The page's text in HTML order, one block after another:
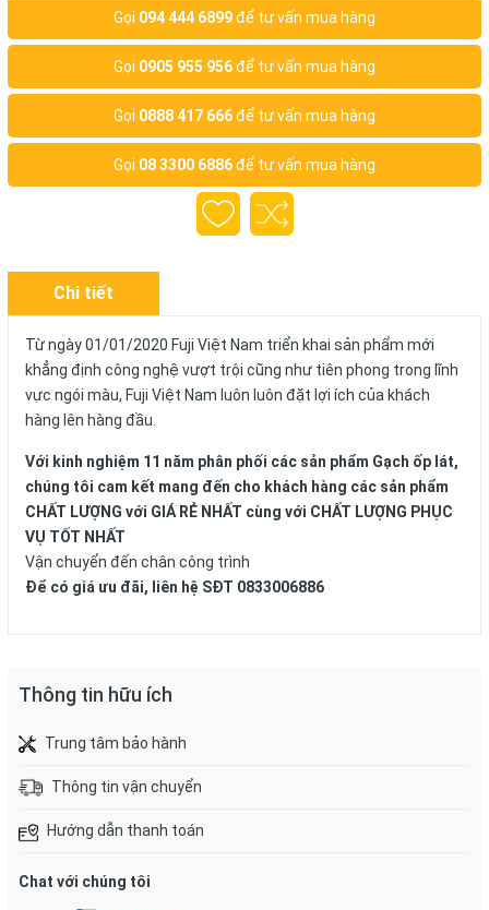
Gọi 094 444 6899để tư vấn mua hàng
Gọi 0905 955 956để tư vấn mua hàng
Gọi 0888 417 666để tư vấn mua hàng
Gọi 08 3300 6886để tư vấn mua hàng
Chi tiết
Từ ngày 01/01/2020 Fuji Việt Nam triển khai sản phẩm mới
khẳng định công nghệ vượt trội cũng như tiên phong trong lĩnh
vực ngói màu, Fuji Việt Nam luôn luôn đặt lợi ích của khách
hàng lên hàng đầu.
Với kinh nghiệm 11 năm phân phối các sản phẩm Gạch ốp lát,
chúng tôi cam kết mang đến cho khách hàng các sản phẩm
CHẤT LƯỢNG với GIÁ RẺ NHẤT cùng với CHẤT LƯỢNG PHỤC
VỤ TỐT NHẤT
Vận chuyển đến chân công trình
Để có giá ưu đãi, liên hệ SĐT 0833006886
Thông tin hữu ích
Trung tâm bảo hành
Thông tin vận chuyển
Hướng dẫn thanh toán
Chat với chúng tôi